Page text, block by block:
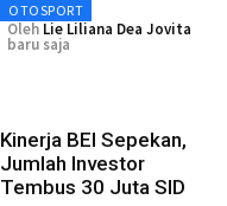
OTOSPORT
Oleh Lie Liliana Dea Jovita
baru saja
Kinerja BEI Sepekan,
Jumlah Investor
Tembus 30 Juta SID